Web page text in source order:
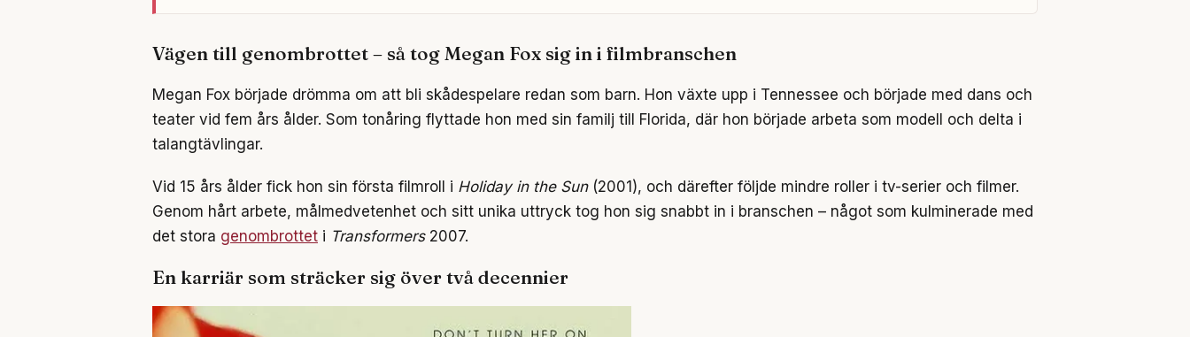
Vägen till genombrottet – så tog Megan Fox sig in i filmbranschen
Megan Fox började drömma om att bli skådespelare redan som barn. Hon växte upp i Tennessee och började med dans och
teater vid fem års ålder. Som tonåring flyttade hon med sin familj till Florida, där hon började arbeta som modell och delta i
talangtävlingar.
Vid 15 års ålder fick hon sin första filmroll i Holiday in the Sun(2001), och därefter följde mindre roller i tv-serier och filmer.
Genom hårt arbete, målmedvetenhet och sitt unika uttryck tog hon sig snabbt in i branschen – något som kulminerade med
det stora genombrottet i Transformers2007.
En karriär som sträcker sig över två decennier